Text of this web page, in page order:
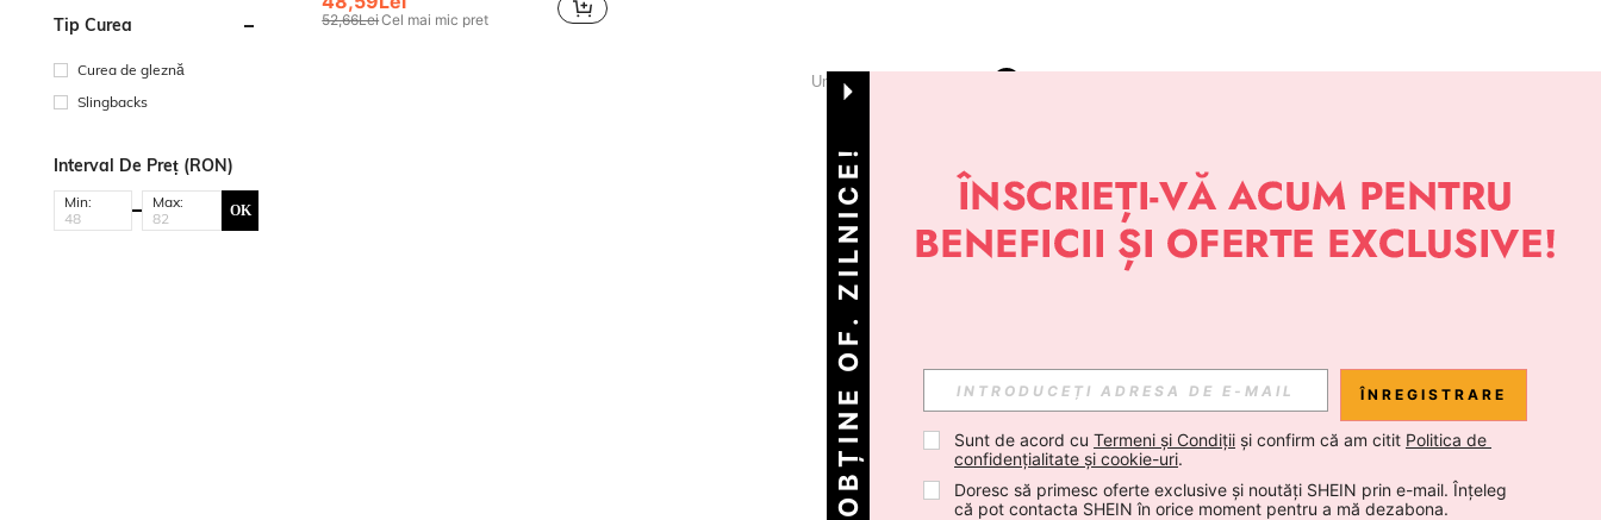
Tip Curea
Curea de gleznă
Slingbacks
Interval De Preț (RON)
Min: Max: OK
52,66LeiCel mai mic pret
Un total de 1 pagini
OBȚINE OF. ZILNICE! ÎNREGISTRARE
Sunt de acord cu Termeni și Condiții și confirm că am citit Politica de
confidențialitate și cookie-uri.
Doresc să primesc oferte exclusive și noutăți SHEIN prin e-mail. Înțeleg
că pot contacta SHEIN în orice moment pentru a mă dezabona.